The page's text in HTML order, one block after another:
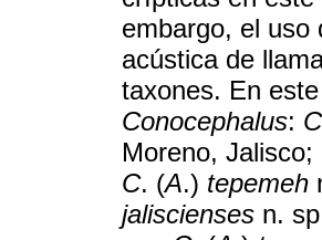
embargo, el uso
acústica de
taxones. En
Conocephalus:
Moreno, Jalisco;
C. (A.) tepemeh
jaliscienses n.